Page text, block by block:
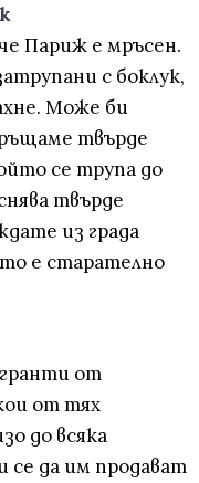
Париж е мръсен.
с боклук,
Може би
твърде
се трупа до
твърде
из града
е старателно
от
от тях
до всяка
се да им продават